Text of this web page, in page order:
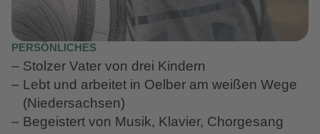
PERSÖNLICHES
Stolzer Vater von drei Kindern
Lebt und arbeitet in Oelber am weißen Wege
(Niedersachsen)
Begeistert von Musik, Klavier, Chorgesang